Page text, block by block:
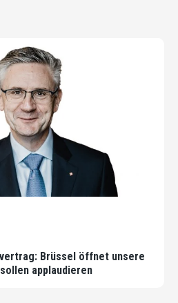
Brüssel öffnet unsere
applaudieren